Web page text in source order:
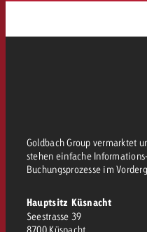
Goldbach Group vermarktet
stehen einfache
Buchungsprozesse im
Hauptsitz Küsnacht
Seestrasse 39
8700 Küsnacht